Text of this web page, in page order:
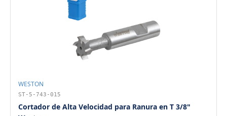
WESTON
ST-5-743-015
Cortador de Alta Velocidad para Ranura en T 3/8"